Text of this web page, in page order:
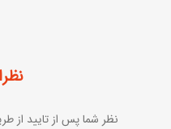
نظر شما پس از تایید از